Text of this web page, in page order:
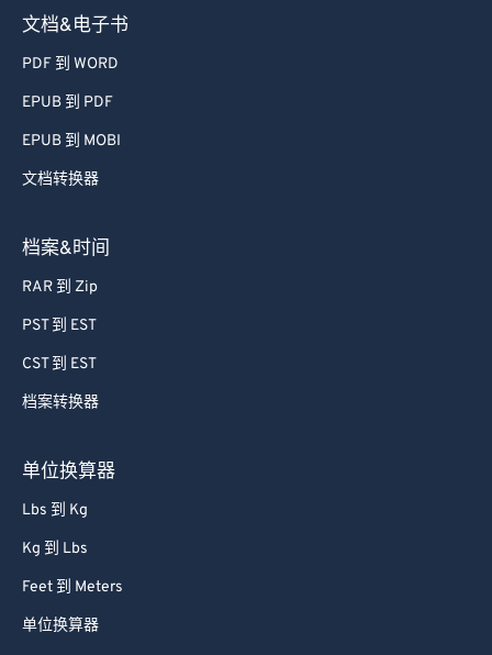
文档&电子书
PDF 到 WORD
EPUB 到 PDF
EPUB 到 MOBI
文档转换器
档案&时间
RAR 到 Zip
PST 到 EST
CST 到 EST
档案转换器
单位换算器
Lbs 到 Kg
Kg 到 Lbs
Feet 到 Meters
单位换算器